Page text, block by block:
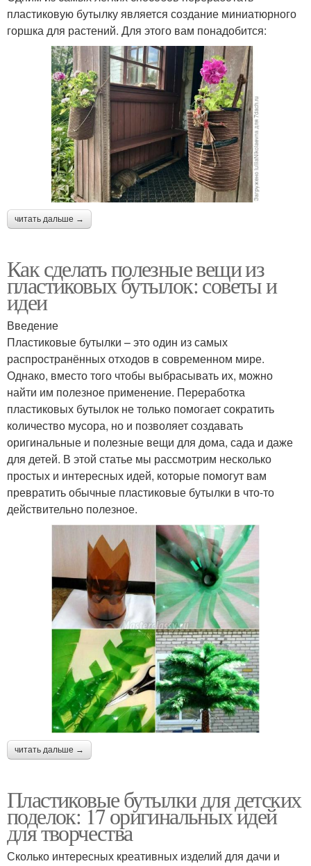
пластиковую бутылку является создание миниатюрного
горшка для растений. Для этого вам понадобится:
читать дальше →
Как сделать полезные вещи из
пластиковых бутылок: советы и
идеи
Введение
Пластиковые бутылки – это один из самых
распространённых отходов в современном мире.
Однако, вместо того чтобы выбрасывать их, можно
найти им полезное применение. Переработка
пластиковых бутылок не только помогает сократить
количество мусора, но и позволяет создавать
оригинальные и полезные вещи для дома, сада и даже
для детей. В этой статье мы рассмотрим несколько
простых и интересных идей, которые помогут вам
превратить обычные пластиковые бутылки в что-то
действительно полезное.
читать дальше →
Пластиковые бутылки для детских
поделок: 17 оригинальных идей
для творчества
Сколько интересных креативных изделий для дачи и